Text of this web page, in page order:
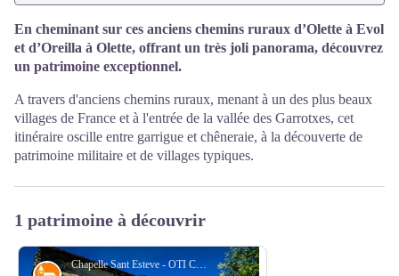
En cheminant sur ces anciens chemins ruraux d’Olette à Evol
et d’Oreilla à Olette, offrant un très joli panorama, découvrez
un patrimoine exceptionnel.
A travers d'anciens chemins ruraux, menant à un des plus beaux
villages de France et à l'entrée de la vallée des Garrotxes, cet
itinéraire oscille entre garrigue et chêneraie, à la découverte de
patrimoine militaire et de villages typiques.
1 patrimoine à découvrir
Chapelle Sant Esteve - OTI Conflent Canigó